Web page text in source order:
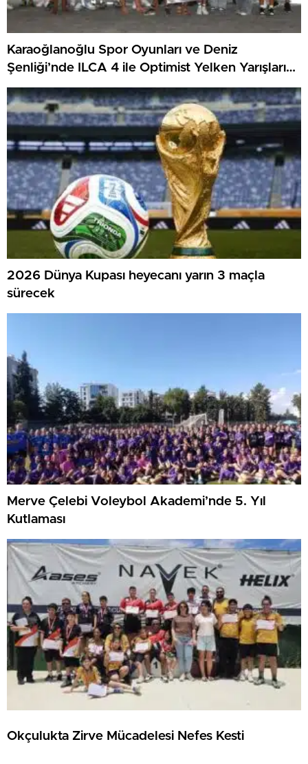
Karaoğlanoğlu Spor Oyunları ve Deniz
Şenliği’nde ILCA 4 ile Optimist Yelken Yarışları
Tamamlandı
2026 Dünya Kupası heyecanı yarın 3 maçla
sürecek
Merve Çelebi Voleybol Akademi’nde 5. Yıl
Kutlaması
Okçulukta Zirve Mücadelesi Nefes Kesti